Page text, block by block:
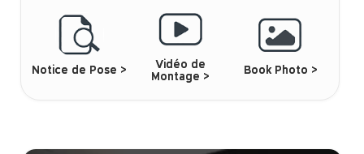
Notice de Pose >
Vidéo de
Montage >
Book Photo >